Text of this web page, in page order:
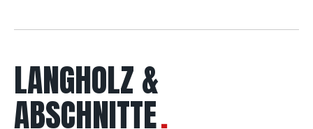
LANGHOLZ &
ABSCHNITTE